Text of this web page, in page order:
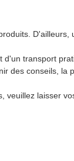
d'un transport
des conseils,
laisser